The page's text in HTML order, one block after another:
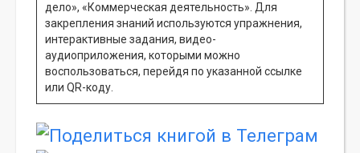
дело», «Коммерческая деятельность». Для
закрепления знаний используются упражнения,
интерактивные задания, видео-
аудиоприложения, которыми можно
воспользоваться, перейдя по указанной ссылке
или QR-коду.